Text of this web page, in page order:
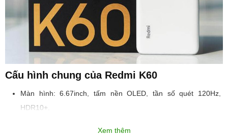
Cấu hình chung của Redmi K60
Màn hình: 6.67inch, tấm nền OLED, tần số quét 120Hz,
HDR10+.
Xem thêm